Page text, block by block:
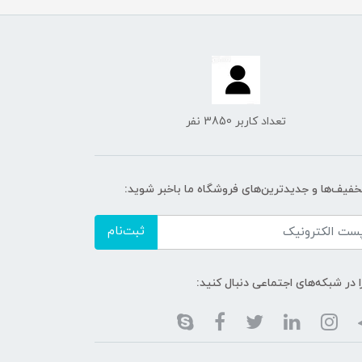
تعداد کاربر 3850 نفر
و جدیدترین‌های فروشگاه ما باخبر شوید:
ثبت‌نام
در شبکه‌های اجتماعی دنبال کنید: